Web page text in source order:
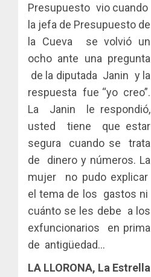
Presupuesto vio cuando
la jefa de Presupuesto de
la Cueva se volvió un
ocho ante una pregunta
de la diputada Janin y la
respuesta fue “yo creo”.
La Janin le respondió,
usted tiene que estar
segura cuando se trata
de dinero y números. La
mujer no pudo explicar
el tema de los gastos ni
cuánto se les debe a los
exfuncionarios en prima
de antigüedad…
LA LLORONA, La Estrella